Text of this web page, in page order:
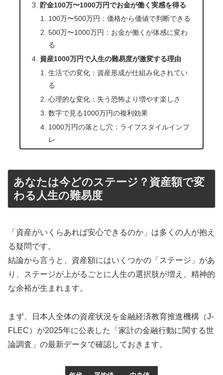
貯金100万〜1000万円でお金が働く実感を得る
100万〜500万円：価格から価値で判断できる
500万〜1000万円：お金が働くが体感に変わ
る
資産1000万円で人生の難易度が激変する理由
生活での変化：資産形成が仕組み化されてい
る
心理的な変化：失う恐怖より増やす楽しさ
数字で見る1000万円の複利効果
1000万円の落とし穴：ライフスタイルインフ
レ
あなたは今どのステージ？資産額で変
わる人生の難易度
「資産がいくらあれば安心できるのか」は多くの人が抱え
る疑問です。
結論から言うと、資産額にはいくつかの「ステージ」があ
り、ステージが上がるごとに人生の選択肢が増え、精神的
な余裕が生まれます。
まず、日本人全体の資産状況を金融経済教育推進機構（J-
FLEC）が2025年に公表した「家計の金融行動に関する世
論調査」の最新データで確認しておきます。